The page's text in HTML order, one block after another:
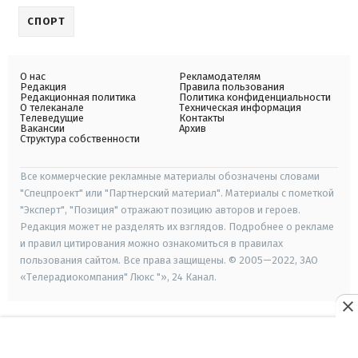
СПОРТ
О нас
Редакция
Редакционная политика
О телеканале
Телеведущие
Вакансии
Структура собственности
Рекламодателям
Правила пользования
Политика конфиденциальности
Техническая информация
Контакты
Архив
Все коммерческие рекламные материалы обозначены словами
"Спецпроект" или "Партнерский материал". Материалы с пометкой
"Эксперт", "Позиция" отражают позицию авторов и героев.
Редакция может не разделять их взглядов. Подробнее о рекламе
и правил цитирования можно ознакомиться в правилах
пользования сайтом. Все права защищены. © 2005—2022, ЗАО
«Телерадиокомпания" Люкс "», 24 Канал.